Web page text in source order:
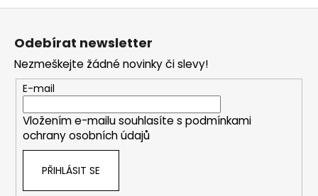
Z
Odebírat newsletter
Nezmeškejte žádné novinky či slevy!
E-mail
Vložením e-mailu souhlasíte s podmínkami
ochrany osobních údajů
PŘIHLÁSIT SE